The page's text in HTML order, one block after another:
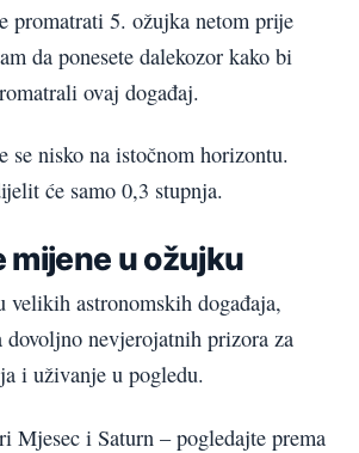
promatrati 5. ožujka netom prije
da ponesete dalekozor kako bi
ovaj događaj.
se nisko na istočnom horizontu.
će samo 0,3 stupnja.
mijene u ožujku
velikih astronomskih događaja,
dovoljno nevjerojatnih prizora za
i uživanje u pogledu.
Mjesec i Saturn – pogledajte prema